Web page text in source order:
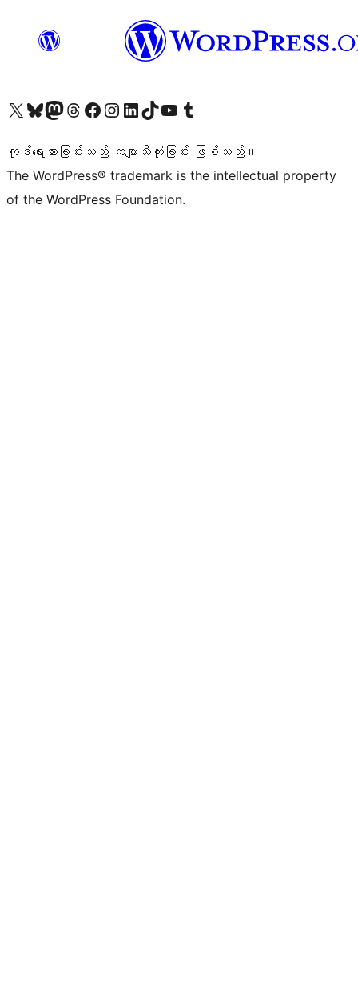
ကျွန်ုပ်တို့၏ X (ယခင် Twitter) အကောင့်သို့ သွားရောက်ကြည့်ရှုပါကျွန်ုပ်တို့၏ Bluesky အကောင့်သို့ ဝင်ရောက်ကြည့်ရှုရန်
ကျွန်ုပ်တို့၏ Mastodon အကောင့်သို့ သွားရောက်ကြည့်ရှုပါကျွန်ုပ်တို့၏ Threads အကောင့်သို့ ဝင်ရောက်ကြည့်ရှုရန်
ကျွန်ုပ်တို့၏ Facebook စာမျက်နှာသို့ သွားရောက်ကြည့်ရှုပါကျွန်ုပ်တို့၏ Instagram အကောင့်သို့ သွားရောက်ကြည့်ရှုပါ ကျွန်ုပ်တို့၏ LinkedIn အကောင့်သို့ သွားရောက်ကြည့်ရှုပါကျွန်ုပ်တို့၏ TikTok အကောင့်သို့ ဝင်ရောက်ကြည့်ရှုရန်
ကျွန်ုပ်တို့၏ YouTube ချန်နယ်သို့ သွားရောက်ကြည့်ရှုပါ ကျွန်ုပ်တို့၏ Tumblr အကောင့်သို့ ဝင်ရောက်ကြည့်ရှုရန်
ကုဒ်ရေးသားခြင်းသည် ကဗျာသီကုံးခြင်း ဖြစ်သည်။
The WordPress® trademark is the intellectual property
of the WordPress Foundation.